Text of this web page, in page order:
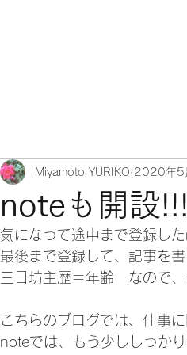
noteも開設
Miyamoto YURIKO 2020年5
気になって途中まで登録した
最後まで登録して、記事を書
三日坊主歴＝年齢　なので
こちらのブログでは、仕事
noteでは、もう少ししっか